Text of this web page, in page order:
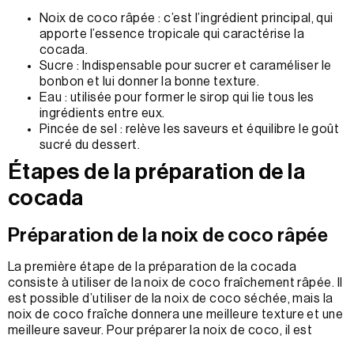
Noix de coco râpée : c’est l’ingrédient principal, qui
apporte l’essence tropicale qui caractérise la
cocada.
Sucre : Indispensable pour sucrer et caraméliser le
bonbon et lui donner la bonne texture.
Eau : utilisée pour former le sirop qui lie tous les
ingrédients entre eux.
Pincée de sel : relève les saveurs et équilibre le goût
sucré du dessert.
Étapes de la préparation de la
cocada
Préparation de la noix de coco râpée
La première étape de la préparation de la cocada
consiste à utiliser de la noix de coco fraîchement râpée. Il
est possible d’utiliser de la noix de coco séchée, mais la
noix de coco fraîche donnera une meilleure texture et une
meilleure saveur. Pour préparer la noix de coco, il est